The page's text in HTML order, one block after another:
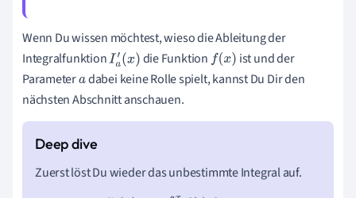
Wenn Du wissen möchtest, wieso die Ableitung der
IntegralfunktionIa′(x) die Funktion f(x)
ist und der
Parametera dabei keine Rolle spielt, kannst Du Dir den
nächsten Abschnitt anschauen.
Zuerst löst Du wieder das unbestimmte Integral auf.